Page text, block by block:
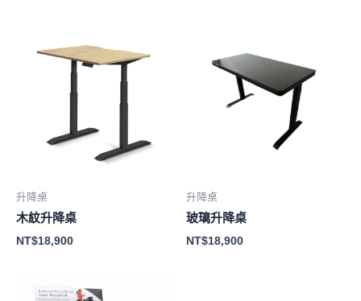
升降桌
木紋升降桌
NT$18,900
升降桌
玻璃升降桌
NT$18,900